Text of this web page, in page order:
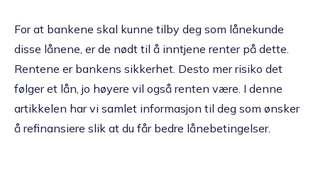
For at bankene skal kunne tilby deg som lånekunde
disse lånene, er de nødt til å inntjene renter på dette.
Rentene er bankens sikkerhet. Desto mer risiko det
følger et lån, jo høyere vil også renten være. I denne
artikkelen har vi samlet informasjon til deg som ønsker
å refinansiere slik at du får bedre lånebetingelser.